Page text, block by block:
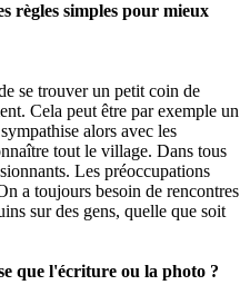
règles simples pour mieux
se trouver un petit coin de
Cela peut être par exemple un
alors avec les
tout le village. Dans tous
Les préoccupations
a toujours besoin de rencontres
sur des gens, quelle que soit
que l'écriture ou la photo ?